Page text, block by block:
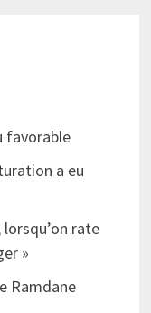
favorable
a eu
lorsqu’on rate
»
Ramdane